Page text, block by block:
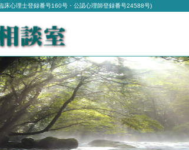
床心理士登録番号160号・公認心理師登録番号24588号)